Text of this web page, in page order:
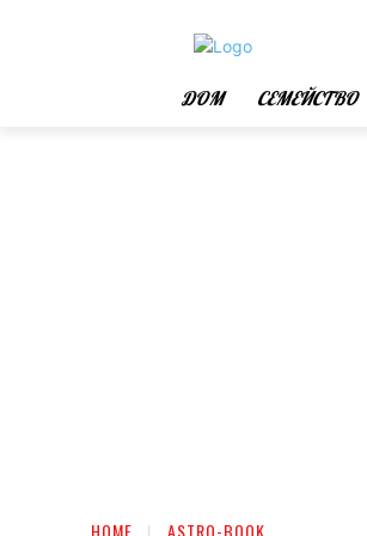
ДОМ СЕМЕЙСТВО
HOME ASTRO-BOOK